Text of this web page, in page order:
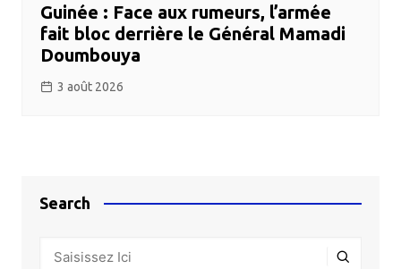
Guinée : Face aux rumeurs, l’armée
fait bloc derrière le Général Mamadi
Doumbouya
3 août 2026
Search